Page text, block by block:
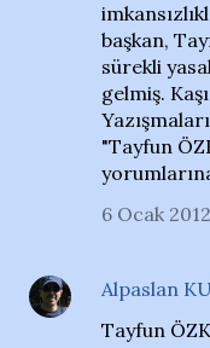
başkan,
sürekli
gelmiş.
"Tayfun
6 Ocak
Alpaslan
Tayfun